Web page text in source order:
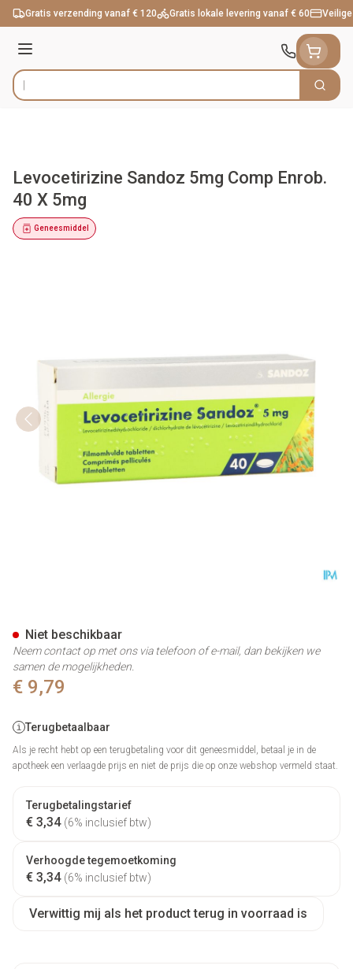
Ga naar de inhoud
Gratis verzending vanaf € 120 Gratis lokale levering vanaf € 60
Menu
Product, merk, categorie... Zoek
Levocetirizine Sandoz 5mg Comp Enrob.
40 X 5mg
Geneesmiddel
€ 9,79
Terugbetaalbaar
Als je recht hebt op een terugbetaling voor dit geneesmiddel, betaal je in de
apotheek een verlaagde prijs en niet de prijs die op onze webshop vermeld staat.
Terugbetalingstarief
€ 3,34 (6% inclusief btw)
Verhoogde tegemoetkoming
€ 3,34 (6% inclusief btw)
Verwittig mij als het product terug in voorraad is
Niet beschikbaar
Neem contact op met ons via telefoon of e-mail, dan bekijken we
samen de mogelijkheden.